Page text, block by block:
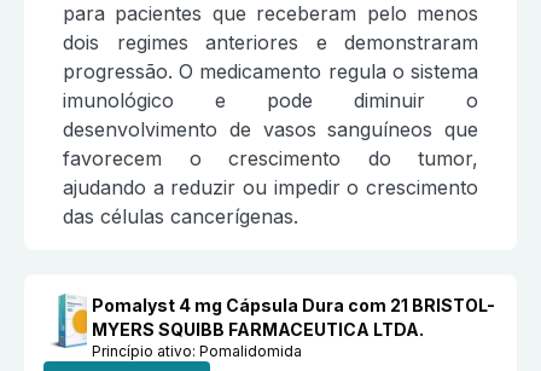
para pacientes que receberam pelo menos
dois regimes anteriores e demonstraram
progressão. O medicamento regula o sistema
imunológico e pode diminuir o
desenvolvimento de vasos sanguíneos que
favorecem o crescimento do tumor,
ajudando a reduzir ou impedir o crescimento
das células cancerígenas.
Pomalyst 4 mg Cápsula Dura com 21 BRISTOL-
MYERS SQUIBB FARMACEUTICA LTDA.
Princípio ativo:Pomalidomida